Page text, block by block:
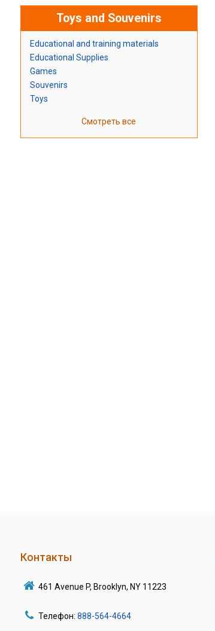
Toys and Souvenirs
Educational and training materials
Educational Supplies
Games
Souvenirs
Toys
Смотреть все
Контакты
461 Avenue P, Brooklyn, NY 11223
Телефон: 888-564-4664